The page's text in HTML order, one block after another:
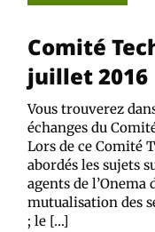
Comité
juillet 2016
Vous trouverez
échanges du
Lors de ce Comité
abordés les sujets
agents de
mutualisation des
; le […]